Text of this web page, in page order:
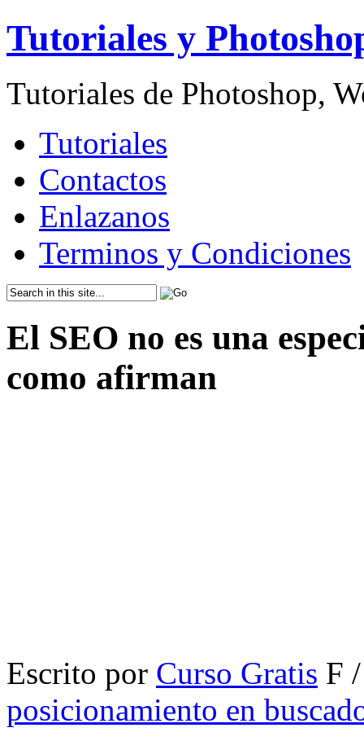
Tutoriales y
Tutoriales de Photoshop,
Tutoriales
Contactos
Enlazanos
Terminos y Condiciones
El SEO no es una
como afirman
Escrito por Curso Gratis F
posicionamiento en